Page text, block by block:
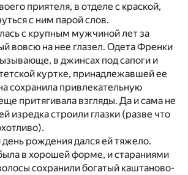
приятеля, в отделе с краской,
с ним парой слов.
с крупным мужчиной лет за
вовсю на нее глазел. Одета Френки
в джинсах под сапоги и
куртке, принадлежавшей ее
сохранила привлекательную
притягивала взгляды. Да и сама не
изредка строили глазки (разве что
рождения дался ей тяжело.
в хорошей форме, и стараниями
сохранили богатый каштаново-